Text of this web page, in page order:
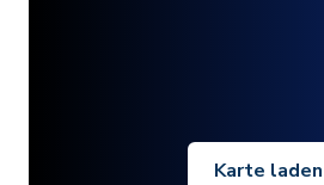
Karte laden